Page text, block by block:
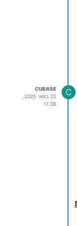
C
CUBASE
11:36